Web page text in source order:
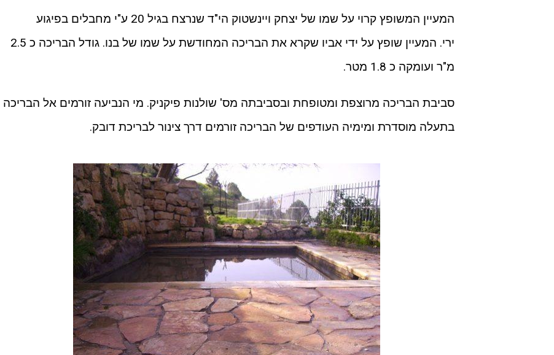
המעיין המשופץ קרוי על שמו של יצחק ויינשטוק הי"ד שנרצח בגיל 20 ע"י מחבלים בפיגוע
ירי. המעיין שופץ על ידי אביו שקרא את הבריכה המחודשת על שמו של בנו. גודל הבריכה כ 2.5
מ"ר ועומקה כ 1.8 מטר.
סביבת הבריכה מרוצפת ומטופחת ובסביבתה מס' שולנות פיקניק. מי הנביעה זורמים אל הבריכה
בתעלה מוסדרת ומימיה העודפים של הבריכה זורמים דרך צינור לבריכת דובק.